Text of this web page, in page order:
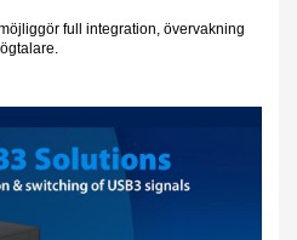
full integration, övervakning